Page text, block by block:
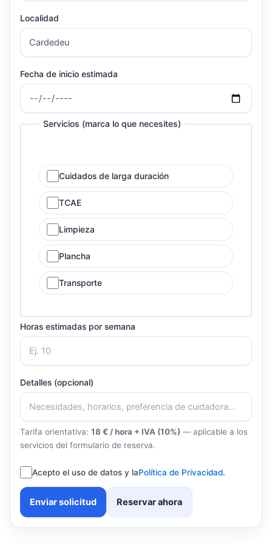
Localidad
Fecha de inicio estimada
Servicios (marca lo que necesites)
Cuidados de larga duración
TCAE
Limpieza
Plancha
Transporte
Horas estimadas por semana
Detalles (opcional)
Tarifa orientativa: 18 € / hora + IVA (10%) — aplicable a los
servicios del formulario de reserva.
Acepto el uso de datos y laPolítica de Privacidad.
Enviar solicitud Reservar ahora